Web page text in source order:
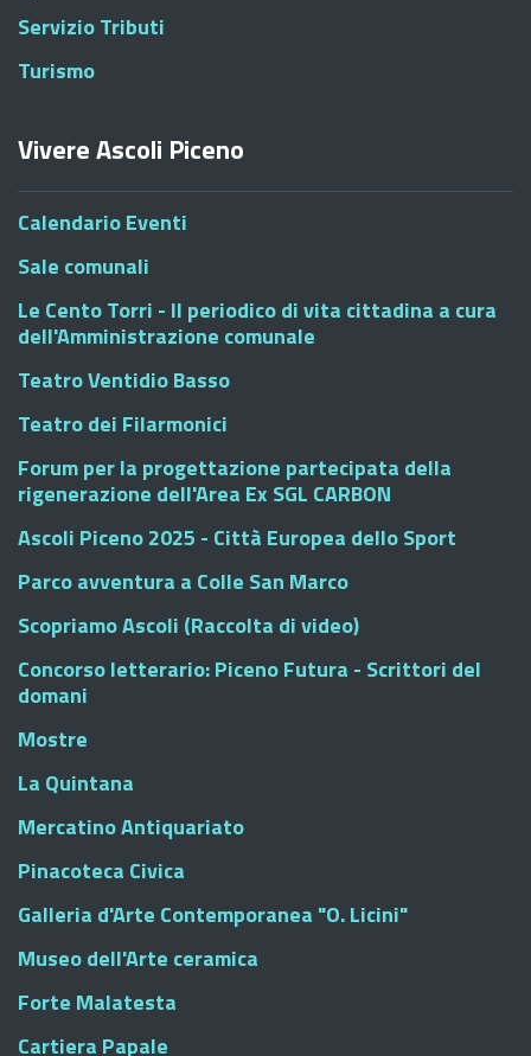
Servizio Tributi
Turismo
Vivere Ascoli Piceno
Calendario Eventi
Sale comunali
Le Cento Torri - Il periodico di vita cittadina a cura
dell'Amministrazione comunale
Teatro Ventidio Basso
Teatro dei Filarmonici
Forum per la progettazione partecipata della
rigenerazione dell'Area Ex SGL CARBON
Ascoli Piceno 2025 - Città Europea dello Sport
Parco avventura a Colle San Marco
Scopriamo Ascoli (Raccolta di video)
Concorso letterario: Piceno Futura - Scrittori del
domani
Mostre
La Quintana
Mercatino Antiquariato
Pinacoteca Civica
Galleria d'Arte Contemporanea "O. Licini"
Museo dell'Arte ceramica
Forte Malatesta
Cartiera Papale